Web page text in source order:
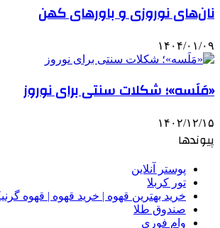
نان‌های نوروزی و باورهای کهن
۱۴۰۴/۰۱/۰۹
«مَلَسه»؛ شکلات سنتی برای نوروز
۱۴۰۲/۱۲/۱۵
پیوندها
پوستر آنلاین
تور کربلا
خرید بهترین قهوه | خرید قهوه | قهوه
صندوق طلا
وام فوری